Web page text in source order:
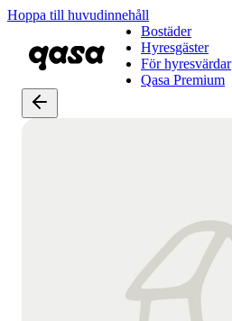
Hoppa till huvudinnehåll
Bostäder
Hyresgäster
För hyresvärdar
Qasa Premium